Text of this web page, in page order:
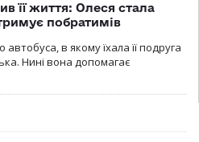
її життя: Олеся стала
побратимів
автобуса, в якому їхала її подруга
Нині вона допомагає